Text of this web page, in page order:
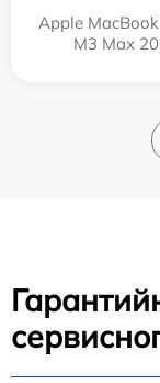
Apple
M3 Max